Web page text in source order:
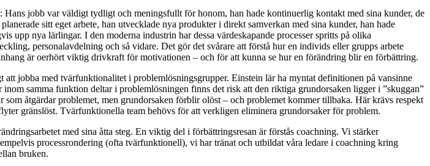
jobb var väldigt tydligt och meningsfullt för honom, han hade kontinuerlig kontakt med sina kunder, de
sitt eget arbete, han utvecklade nya produkter i direkt samverkan med sina kunder, han hade
upp nya lärlingar. I den moderna industrin har dessa värdeskapande processer spritts på olika
personalavdelning och så vidare. Det gör det svårare att förstå hur en individs eller grupps arbete
är oerhört viktig drivkraft för motivationen – och för att kunna se hur en förändring blir en förbättring.
jobba med tvärfunktionalitet i problemlösningsgrupper. Einstein lär ha myntat definitionen på vansinne
samma funktion deltar i problemlösningen finns det risk att den riktiga grundorsaken ligger i ”skuggan”
åtgärdar problemet, men grundorsaken förblir olöst – och problemet kommer tillbaka. Här krävs respekt
gränslöst. Tvärfunktionella team behövs för att verkligen eliminera grundorsaker för problem.
med sina åtta steg. En viktig del i förbättringsresan är förstås coachning. Vi stärker
processrondering (ofta tvärfunktionell), vi har tränat och utbildat våra ledare i coachning kring
bruken.